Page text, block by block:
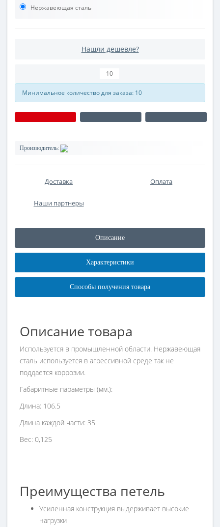
Нержавеющая сталь
Нашли дешевле?
Минимальное количество для заказа: 10
Производитель:
Доставка Оплата
Наши партнеры
Описание
Характеристики
Способы получения товара
Описание товара
Используется в промышленной области. Нержавеющая
сталь используется в агрессивной среде так не
поддается коррозии.
Габаритные параметры (мм.):
Длина: 106.5
Длина каждой части: 35
Вес: 0,125
Преимущества петель
Усиленная конструкция выдерживает высокие
нагрузки